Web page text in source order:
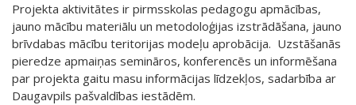
Projekta aktivitātes ir pirmsskolas pedagogu apmācības,
jauno mācību materiālu un metodoloģijas izstrādāšana, jauno
brīvdabas mācību teritorijas modeļu aprobācija. Uzstāšanās
pieredze apmaiņas semināros, konferencēs un informēšana
par projekta gaitu masu informācijas līdzekļos, sadarbība ar
Daugavpils pašvaldības iestādēm.